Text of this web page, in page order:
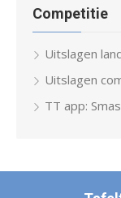
Competitie
Uitslagen
Uitslagen
TT app: